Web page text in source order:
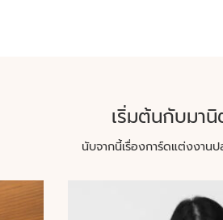
เริ่มต้นกับมา
นับจากนี้เรื่องการ์ดแต่งงานป